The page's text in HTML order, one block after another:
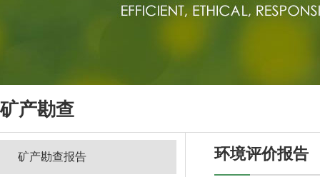
矿产勘查
矿产勘查报告 环境评价报告